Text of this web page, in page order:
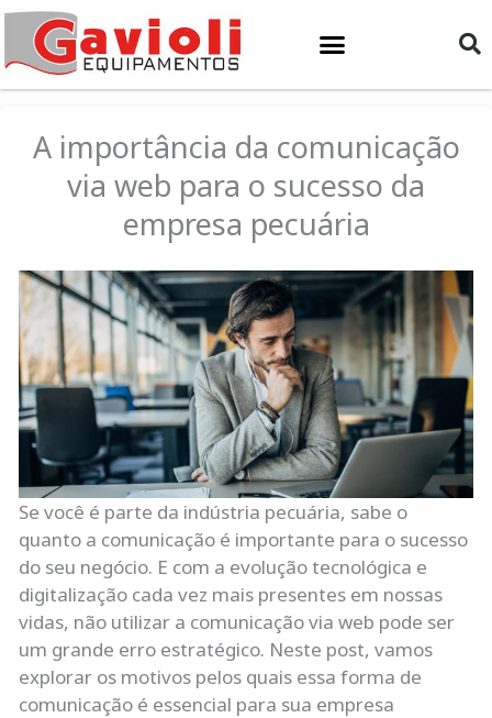
Ir
para
o
conteúdo
A importância da comunicação
via web para o sucesso da
empresa pecuária
Se você é parte da indústria pecuária, sabe o
quanto a comunicação é importante para o sucesso
do seu negócio. E com a evolução tecnológica e
digitalização cada vez mais presentes em nossas
vidas, não utilizar a comunicação via web pode ser
um grande erro estratégico. Neste post, vamos
explorar os motivos pelos quais essa forma de
comunicação é essencial para sua empresa